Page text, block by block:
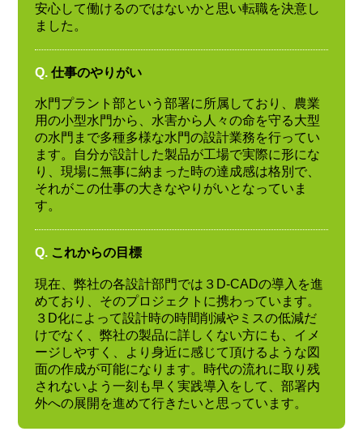
安心して働けるのではないかと思い転職を決意し
ました。
Q. 仕事のやりがい
水門プラント部という部署に所属しており、農業
用の小型水門から、水害から人々の命を守る大型
の水門まで多種多様な水門の設計業務を行ってい
ます。自分が設計した製品が工場で実際に形にな
り、現場に無事に納まった時の達成感は格別で、
それがこの仕事の大きなやりがいとなっていま
す。
Q. これからの目標
現在、弊社の各設計部門では３D-CADの導入を進
めており、そのプロジェクトに携わっています。
３D化によって設計時の時間削減やミスの低減だ
けでなく、弊社の製品に詳しくない方にも、イメ
ージしやすく、より身近に感じて頂けるような図
面の作成が可能になります。時代の流れに取り残
されないよう一刻も早く実践導入をして、部署内
外への展開を進めて行きたいと思っています。